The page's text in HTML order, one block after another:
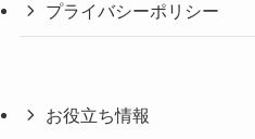
プライバシーポリシー
お役立ち情報